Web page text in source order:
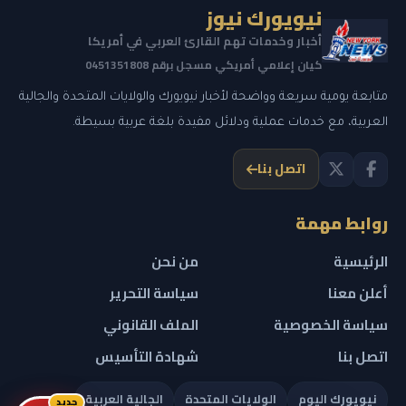
نيويورك نيوز
أخبار وخدمات تهم القارئ العربي في أمريكا
كيان إعلامي أمريكي مسجل برقم 0451351808
متابعة يومية سريعة وواضحة لأخبار نيويورك والولايات المتحدة والجالية
العربية، مع خدمات عملية ودلائل مفيدة بلغة عربية بسيطة.
اتصل بنا
روابط مهمة
الرئيسية
من نحن
أعلن معنا
سياسة التحرير
سياسة الخصوصية
الملف القانوني
اتصل بنا
شهادة التأسيس
نيويورك اليوم الولايات المتحدة الجالية العربية جديد